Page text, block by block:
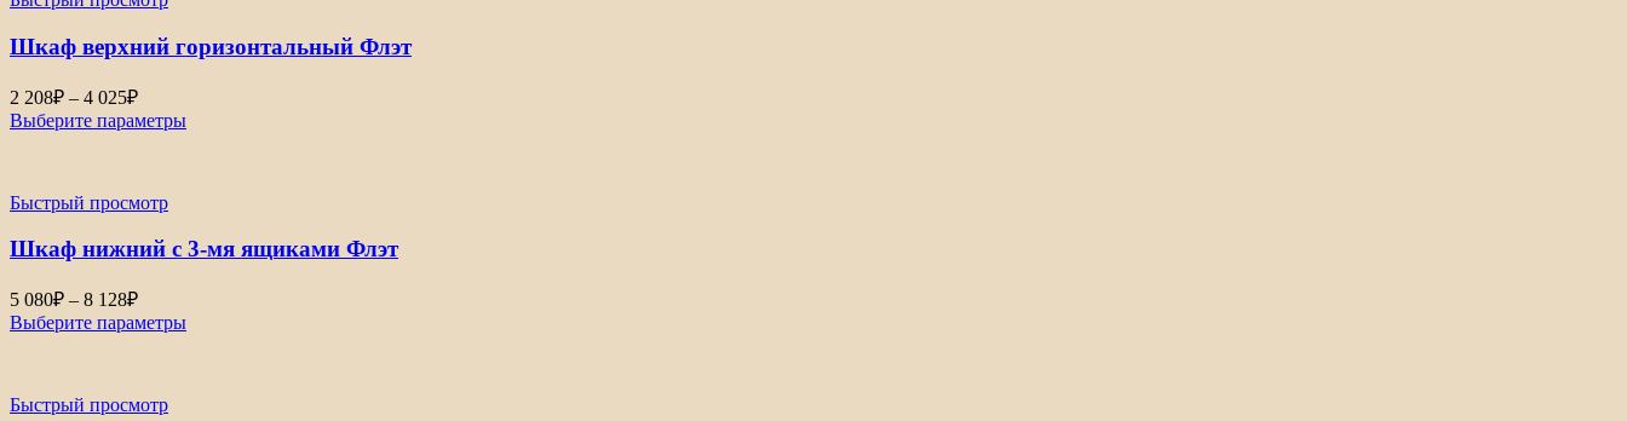
Шкаф верхний горизонтальный Флэт
2 208₽ – 4 025₽Диапазон
цен:
2
4
Выберите параметры
Быстрый просмотр
Шкаф нижний с 3-мя ящиками Флэт
5 080₽ – 8 128₽Диапазон
цен:
5
8
Выберите параметры
Быстрый просмотр